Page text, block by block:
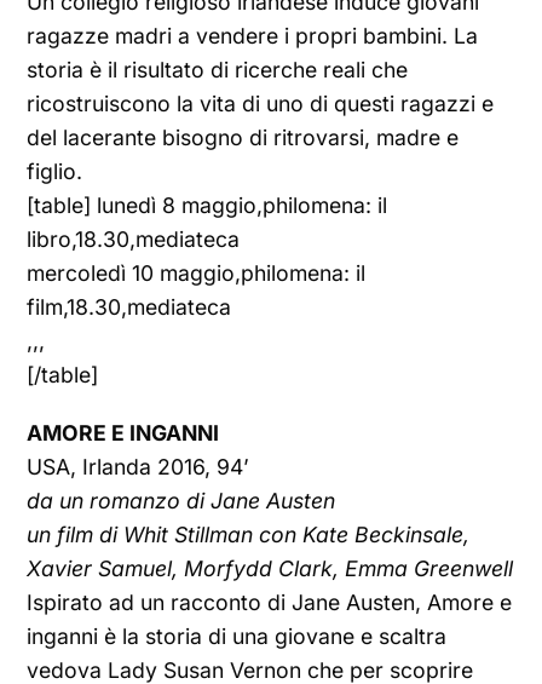
ragazze madri a vendere i propri bambini. La
storia è il risultato di ricerche reali che
ricostruiscono la vita di uno di questi ragazzi e
del lacerante bisogno di ritrovarsi, madre e
figlio.
[table] lunedì 8 maggio,philomena: il
libro,18.30,mediateca
mercoledì 10 maggio,philomena: il
film,18.30,mediateca
,,,
[/table]
AMORE E INGANNI
USA, Irlanda 2016, 94’
da un romanzo di Jane Austen
un film di Whit Stillman con Kate Beckinsale,
Xavier Samuel, Morfydd Clark, Emma Greenwell
Ispirato ad un racconto di Jane Austen, Amore e
inganni è la storia di una giovane e scaltra
vedova Lady Susan Vernon che per scoprire